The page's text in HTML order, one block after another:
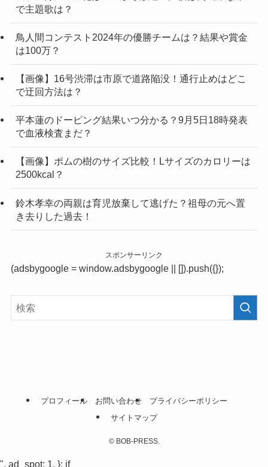
で主題歌は？
鳥人間コンテスト2024年の優勝チームは？結果や賞金
は100万？
【画像】16号渋滞は市原で道路陥没！通行止めはどこ
で迂回方法は？
平本蓮のドーピング結果いつ分かる？9月5日18時発表
で血液検査まだ？
【画像】ポムの樹のサイズ比較！Lサイズのカロリーは
2500kcal？
鈴木孝幸の両親は育児放棄して逃げた？祖母の元へ置
き去りした過去！
スポンサーリンク
(adsbygoogle = window.adsbygoogle || []).push({});
プロフィール お問い合わせ
プライバシーポリシー
サイトマップ
©BOB-PRESS.
", ad_spot: 1, }; if